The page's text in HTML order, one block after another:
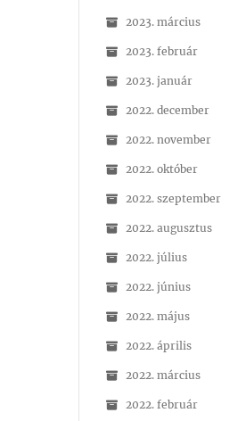
2023. március
2023. február
2023. január
2022. december
2022. november
2022. október
2022. szeptember
2022. augusztus
2022. július
2022. június
2022. május
2022. április
2022. március
2022. február